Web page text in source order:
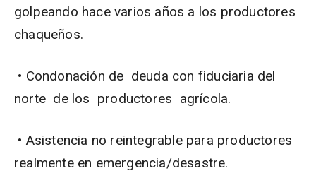
golpeando hace varios años a los productores
chaqueños.
• Condonación de deuda con fiduciaria del
norte de los productores agrícola.
• Asistencia no reintegrable para productores
realmente en emergencia/desastre.